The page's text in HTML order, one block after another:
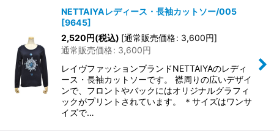
NETTAIYAレディース・長袖カットソー/005
[9645]
2,520円(税込) [通常販売価格: 3,600円]
通常販売価格: 3,600円
レイヴファッションブランドNETTAIYAのレディ
ース・長袖カットソーです。 襟周りの広いデザイ
ンで、フロントやバックにはオリジナルグラフィ
ックがプリントされています。 ＊サイズはワンサ
イズで…